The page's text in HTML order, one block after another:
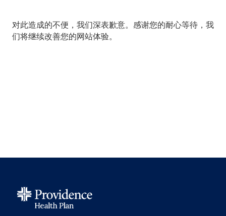
对此造成的不便，我们深表歉意。感谢您的耐心等待，我
们将继续改善您的网站体验。